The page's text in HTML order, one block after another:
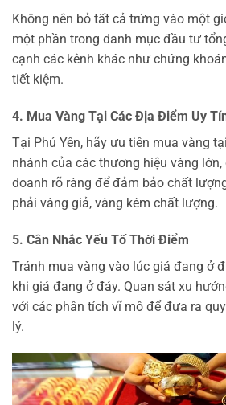
Không nên bỏ tất cả trứng vào một
một phần trong danh mục đầu tư
cạnh các kênh khác như chứng
tiết kiệm.
4. Mua Vàng Tại Các Địa Điểm Uy
Tại Phú Yên, hãy ưu tiên mua vàng
nhánh của các thương hiệu vàng
doanh rõ ràng để đảm bảo chất
phải vàng giả, vàng kém chất lượng.
5. Cân Nhắc Yếu Tố Thời Điểm
Tránh mua vàng vào lúc giá đang ở
khi giá đang ở đáy. Quan sát xu
với các phân tích vĩ mô để đưa ra
lý.